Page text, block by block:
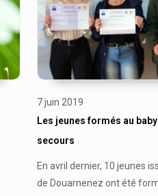
7 juin 2019
Les jeunes formés au
secours
En avril dernier, 10 jeunes
de Douarnenez ont été